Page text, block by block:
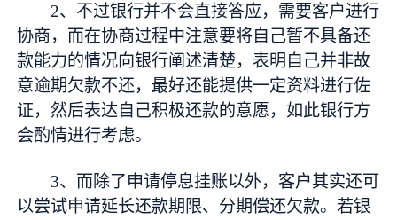
2、不过银行并不会直接答应，需要客户进行
协商，而在协商过程中注意要将自己暂不具备还
款能力的情况向银行阐述清楚，表明自己并非故
意逾期欠款不还，最好还能提供一定资料进行佐
证，然后表达自己积极还款的意愿，如此银行方
会酌情进行考虑。
3、而除了申请停息挂账以外，客户其实还可
以尝试申请延长还款期限、分期偿还欠款。若银